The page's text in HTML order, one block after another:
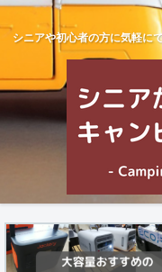
シニアや初心者の方に気軽に